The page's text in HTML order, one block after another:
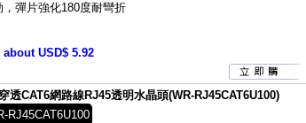
，彈片強化180度耐彎折
about USD$ 5.92
透CAT6網路線RJ45透明水晶頭(WR-RJ45CAT6U100)
RJ45CAT6U100